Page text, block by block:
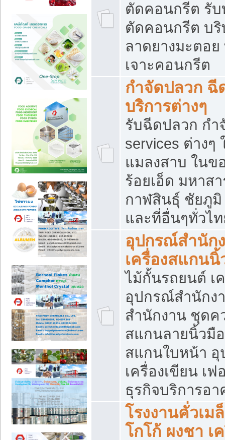
ตัดคอนกรีต รับ
ตัดคอนกรีต บริ
ลาดยางมะตอ
เจาะคอนกรีต
กำจัดปลวก ฉี
บริการต่างๆ
รับฉีดปลวก กำ
services ต่าง
แมลงสาบ ใน
ร้อยเอ็ด มหาส
กาฬสินธุ์ ชัยภู
และที่อื่นๆทั่วไ
อุปกรณ์สำนัก
เครื่องสแกนนิ้
ไม้กั้นรถยนต์ เ
อุปกรณ์สำนักง
สำนักงาน ชุดค
สแกนลายนิ้วมื
สแกนใบหน้า
เครื่องเขียน เ
ธุรกิจบริการอ
โรงงานคั่วเม
โกโก้ ผงชา เ